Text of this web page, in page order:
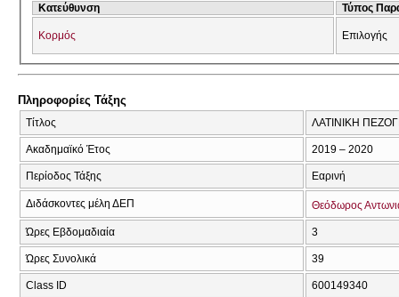
Κατεύθυνση Τύπος
Κορμός Επιλογής
Πληροφορίες Τάξης
Τίτλος ΛΑΤΙΝΙΚΗ
Ακαδημαϊκό Έτος 2019 – 2020
Περίοδος Τάξης Εαρινή
Διδάσκοντες μέλη ΔΕΠ Θεόδωρος
Ώρες Εβδομαδιαία 3
Ώρες Συνολικά 39
Class ID 600149340